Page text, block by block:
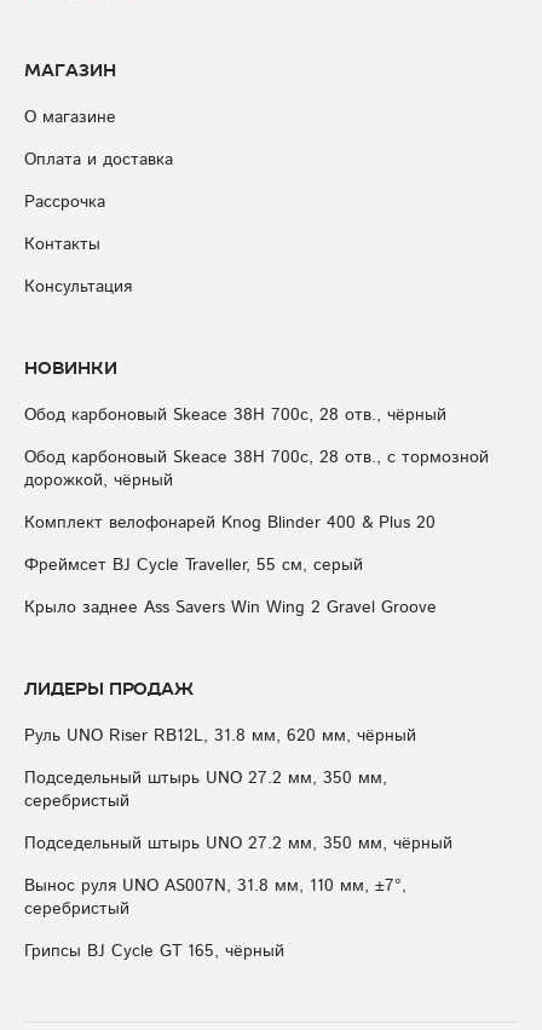
Магазин
О магазине
Оплата и доставка
Рассрочка
Контакты
Консультация
Новинки
Обод карбоновый Skeace 38H 700с, 28 отв., чёрный
Обод карбоновый Skeace 38H 700с, 28 отв., с тормозной
дорожкой, чёрный
Комплект велофонарей Knog Blinder 400 & Plus 20
Фреймсет BJ Cycle Traveller, 55 см, серый
Крыло заднее Ass Savers Win Wing 2 Gravel Groove
Лидеры продаж
Руль UNO Riser RB12L, 31.8 мм, 620 мм, чёрный
Подседельный штырь UNO 27.2 мм, 350 мм,
серебристый
Подседельный штырь UNO 27.2 мм, 350 мм, чёрный
Вынос руля UNO AS007N, 31.8 мм, 110 мм, ±7°,
серебристый
Грипсы BJ Cycle GT 165, чёрный